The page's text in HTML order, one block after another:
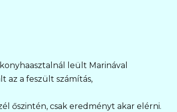
leült Marinával
az a feszült számítás,
őszintén, csak eredményt akar elérni.